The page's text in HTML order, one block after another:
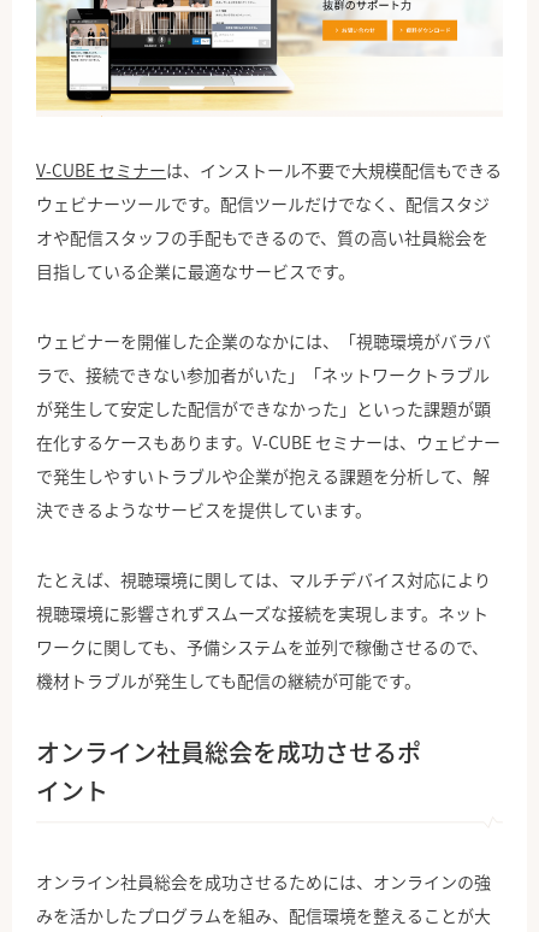
V-CUBE セミナーは、インストール不要で大規模配信もできる
ウェビナーツールです。配信ツールだけでなく、配信スタジ
オや配信スタッフの手配もできるので、質の高い社員総会を
目指している企業に最適なサービスです。
ウェビナーを開催した企業のなかには、「視聴環境がバラバ
ラで、接続できない参加者がいた」「ネットワークトラブル
が発生して安定した配信ができなかった」といった課題が顕
在化するケースもあります。V-CUBE セミナーは、ウェビナー
で発生しやすいトラブルや企業が抱える課題を分析して、解
決できるようなサービスを提供しています。
たとえば、視聴環境に関しては、マルチデバイス対応により
視聴環境に影響されずスムーズな接続を実現します。ネット
ワークに関しても、予備システムを並列で稼働させるので、
機材トラブルが発生しても配信の継続が可能です。
オンライン社員総会を成功させるポ
イント
オンライン社員総会を成功させるためには、オンラインの強
みを活かしたプログラムを組み、配信環境を整えることが大